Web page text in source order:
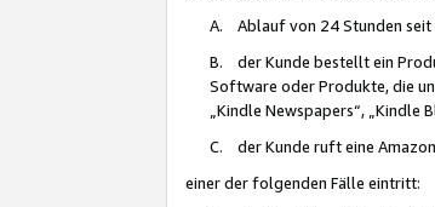
A. Ablauf von 24 Stunden seit
B. der Kunde bestellt ein
Software oder Produkte, die
„Kindle Newspapers“, „Kindle
C. der Kunde ruft eine
einer der folgenden Fälle eintritt: